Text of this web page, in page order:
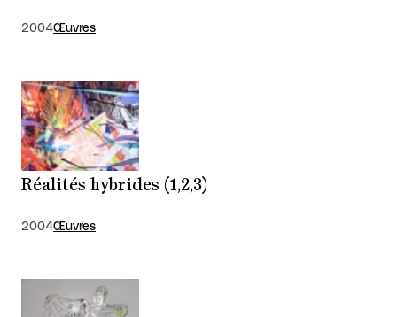
2004Œuvres
Réalités hybrides (1,2,3)
2004Œuvres